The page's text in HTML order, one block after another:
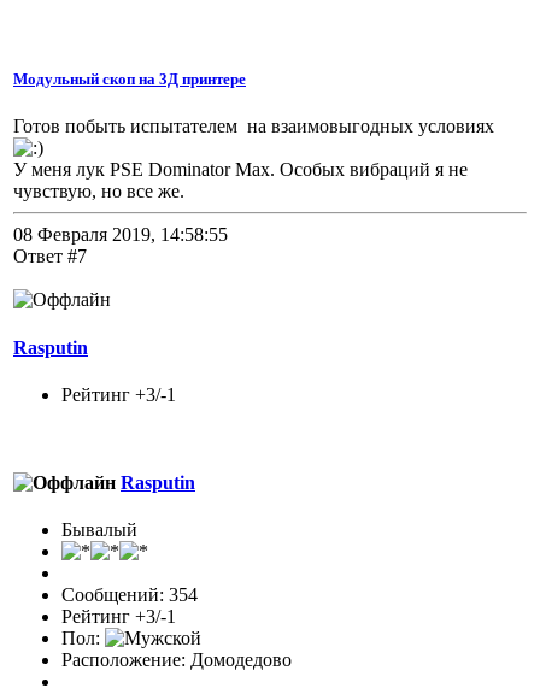
Модульный скоп на 3Д принтере
Готов побыть испытателем на взаимовыгодных условиях
У меня лук PSE Dominator Max. Особых вибраций я не
чувствую, но все же.
08 Февраля 2019, 14:58:55
Ответ #7
Rasputin
Рейтинг +3/-1
Rasputin
Бывалый
Сообщений: 354
Рейтинг +3/-1
Пол:
Расположение: Домодедово